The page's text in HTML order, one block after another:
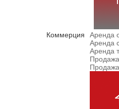
Коммерция
Аренда
Аренда
Аренда